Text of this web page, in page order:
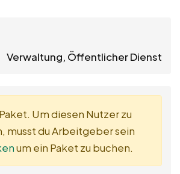
Verwaltung, Öffentlicher Dienst
Um diesen Nutzer zu
musst du Arbeitgeber sein
um ein Paket zu buchen.